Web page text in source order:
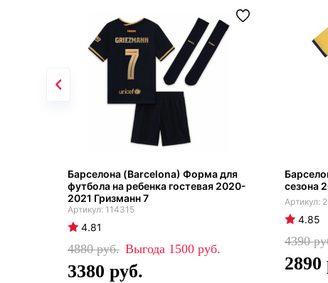
Барселона (Barcelona) Форма для
футбола на ребенка гостевая 2020-
2021 Гризманн 7
114315
4.81
4880 1500
3380
сезона
4.85
4390
2890